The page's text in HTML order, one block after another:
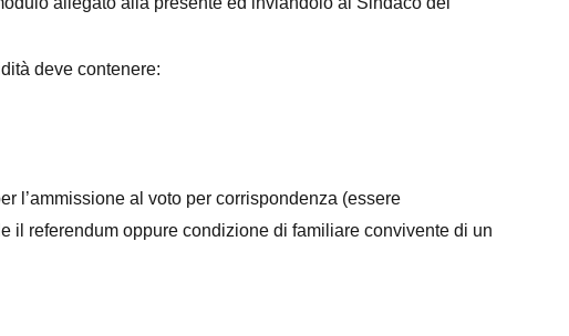
deve contenere:
l’ammissione al voto per corrispondenza (essere
il referendum oppure condizione di familiare convivente di un